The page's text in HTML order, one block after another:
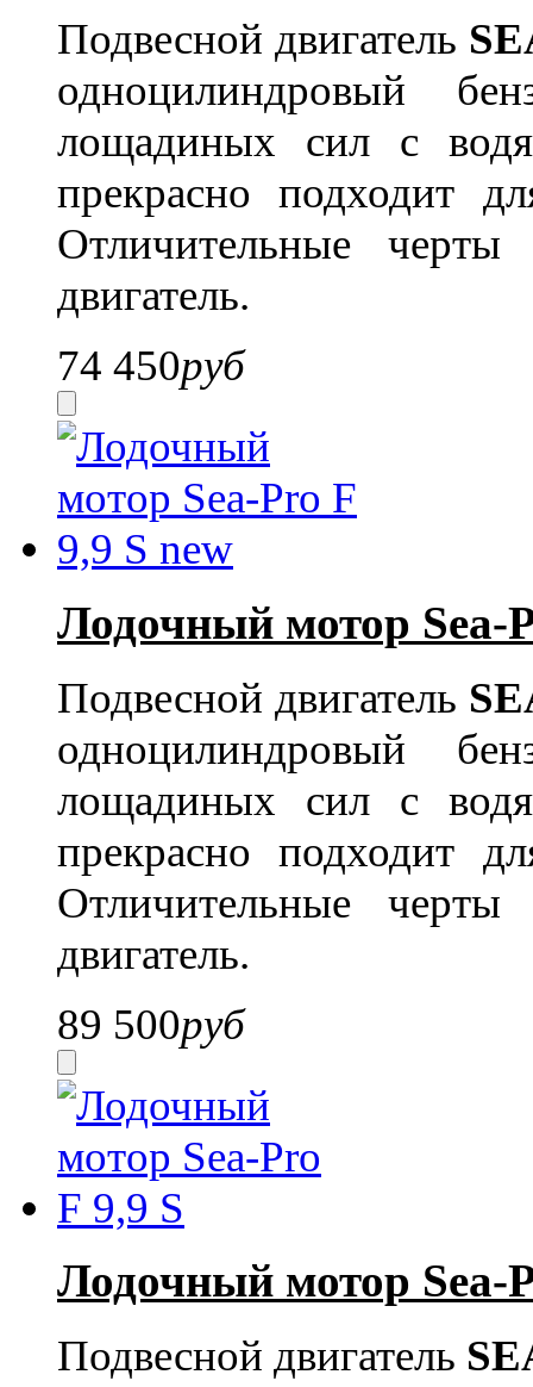
Подвесной двигатель
одноцилиндровый
лощадиных сил с
прекрасно подходит
Отличительные
двигатель.
74 450руб
Лодочный мотор Sea-
Подвесной двигатель
одноцилиндровый
лощадиных сил с
прекрасно подходит
Отличительные
двигатель.
89 500руб
Лодочный мотор Sea-
Подвесной двигатель